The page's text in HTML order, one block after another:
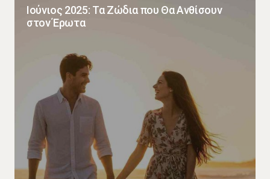
Ιούνιος 2025: Τα Ζώδια που Θα Ανθίσουν
στον Έρωτα